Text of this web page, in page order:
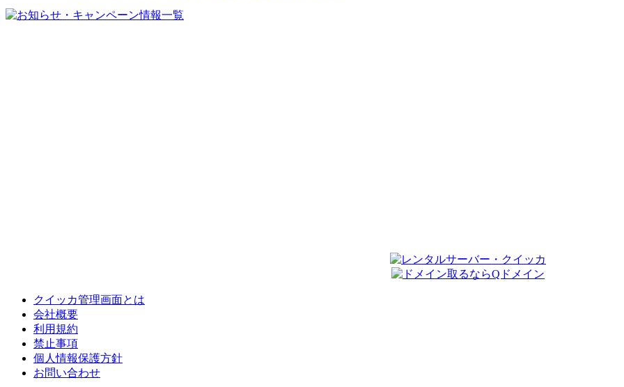
クイッカ管理画面とは
会社概要
利用規約
禁止事項
個人情報保護方針
お問い合わせ